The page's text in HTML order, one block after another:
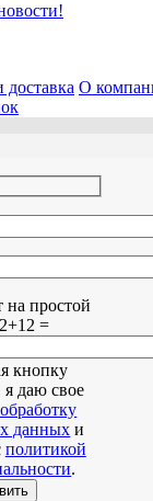
доставка О
на простой
2+12 =
кнопку
я даю свое
данных и
политикой
.